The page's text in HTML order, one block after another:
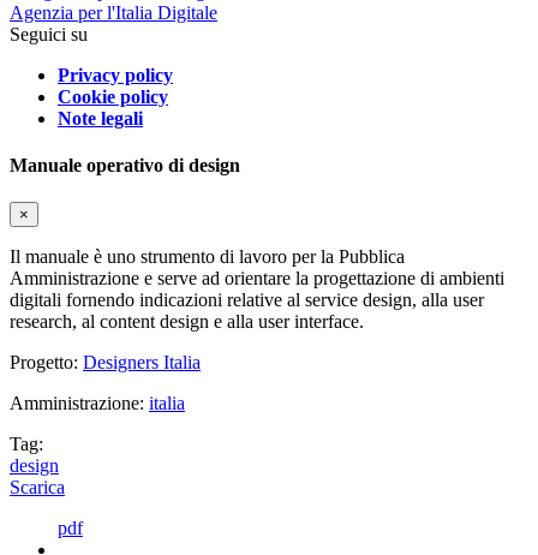
Agenzia per l'Italia Digitale
Seguici su
Privacy policy
Cookie policy
Note legali
Manuale operativo di design
×
Il manuale è uno strumento di lavoro per la Pubblica
Amministrazione e serve ad orientare la progettazione di ambienti
digitali fornendo indicazioni relative al service design, alla user
research, al content design e alla user interface.
Progetto: Designers Italia
Amministrazione: italia
Tag:
design
Scarica
pdf